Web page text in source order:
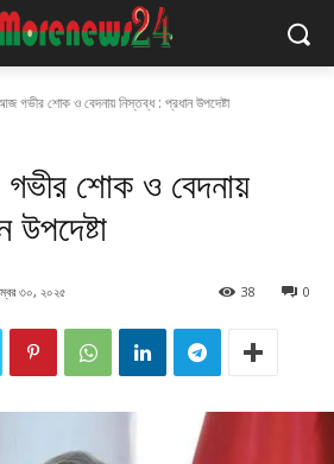
গভীর শোক ও বেদনায় নিস্তব্ধ : প্রধান উপদেষ্টা
শোক ও বেদনায়
৩০, ২০২৫ 0
38